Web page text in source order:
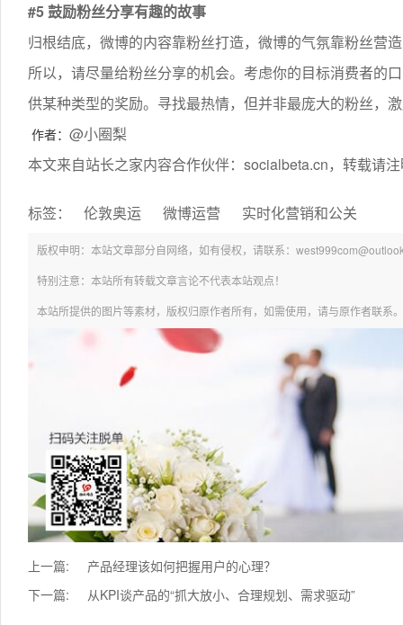
#5 鼓励粉丝分享有趣的故事
归根结底，微博的内容靠粉丝打造，微博的气氛靠粉丝营
所以，请尽量给粉丝分享的机会。考虑你的目标消费者的
供某种类型的奖励。寻找最热情，但并非最庞大的粉丝，
作者： @小圈梨
本文来自站长之家内容合作伙伴：socialbeta.cn，转载请
标签： 伦敦奥运 微博运营 实时化营销和公关
版权申明：本站文章部分自网络，如有侵权，请联系：
特别注意：本站所有转载文章言论不代表本站观点！
本站所提供的图片等素材，版权归原作者所有，如需使用，请与原作者联系。
上一篇:
产品经理该如何把握用户的心理？
下一篇:
从KPI谈产品的“抓大放小、合理规划、需求驱动”